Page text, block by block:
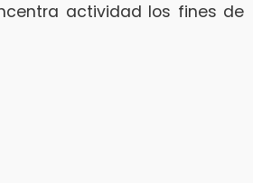
actividad los fines de